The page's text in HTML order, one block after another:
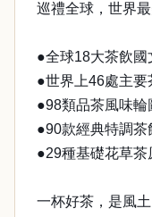
巡禮全球，世界最
●全球18大茶飲國
●世界上46處主要
●98類品茶風味輪
●90款經典特調茶
●29種基礎花草茶
一杯好茶，是風